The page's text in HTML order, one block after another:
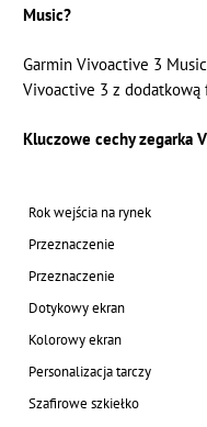
Music?
Garmin Vivoactive 3
Vivoactive 3 z
Kluczowe cechy zegarka
Rok wejścia na rynek
Przeznaczenie
Przeznaczenie
Dotykowy ekran
Kolorowy ekran
Personalizacja tarczy
Szafirowe szkiełko